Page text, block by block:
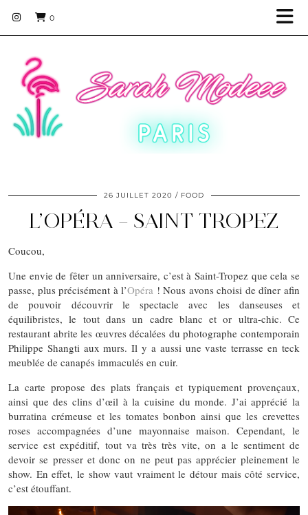
0
26 JUILLET 2020 FOOD
L’OPÉRA – SAINT TROPEZ
Coucou,
Une envie de fêter un anniversaire, c’est à Saint-Tropez que cela se
passe, plus précisément à l’Opéra ! Nous avons choisi de dîner afin
de pouvoir découvrir le spectacle avec les danseuses et
équilibristes, le tout dans un cadre blanc et or ultra-chic. Ce
restaurant abrite les œuvres décalées du photographe contemporain
Philippe Shangti aux murs. Il y a aussi une vaste terrasse en teck
meublée de canapés immaculés en cuir.
La carte propose des plats français et typiquement provençaux,
ainsi que des clins d’œil à la cuisine du monde. J’ai apprécié la
burratina crémeuse et les tomates bonbon ainsi que les crevettes
roses accompagnées d’une mayonnaise maison. Cependant, le
service est expéditif, tout va très très vite, on a le sentiment de
devoir se presser et donc on ne peut pas apprécier pleinement le
show. En effet, le show vaut vraiment le détour mais côté service,
c’est étouffant.